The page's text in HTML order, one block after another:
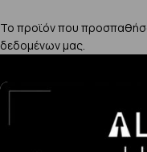
Το προϊόν που
δεδομένων μας.